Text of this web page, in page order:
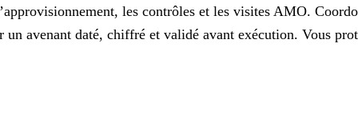
les contrôles et les visites AMO.
un avenant daté, chiffré et validé avant exécution. Vous